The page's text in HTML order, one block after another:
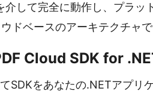
介して完全に動作し、プラッ
ドベースのアーキテクチャ
Cloud SDK for
SDKをあなたの.NETアプリ